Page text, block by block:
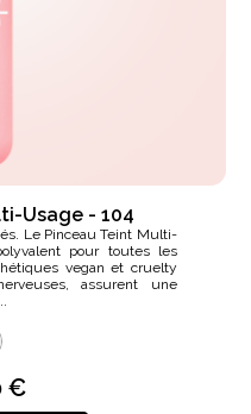
Usage - 104
Le Pinceau Teint Multi-
pour toutes les
vegan et cruelty
assurent une
€